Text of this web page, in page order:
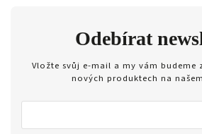
Odebírat
Vložte svůj e-mail a my vám budeme
nových produktech na